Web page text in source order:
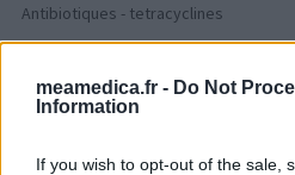
meamedica.fr - Do Not
Information
If you wish to opt-out of the sale,
Antibiotiques - tetracyclines
Laroxyl (239)
Dépression - antidépresseurs TCA
Risperdal (230)